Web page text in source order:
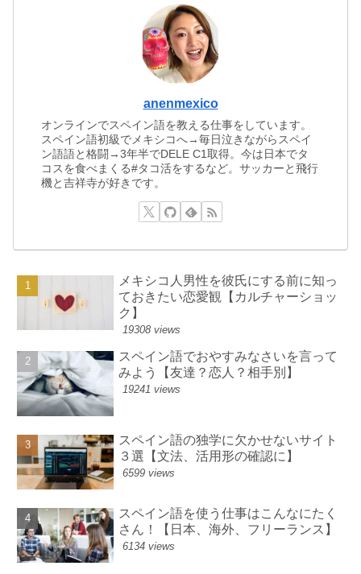
anenmexico
オンラインでスペイン語を教える仕事をしています。
スペイン語初級でメキシコへ→毎日泣きながらスペイ
ン語語と格闘→3年半でDELE C1取得。今は日本でタ
コスを食べまくる#タコ活をするなど。サッカーと飛行
機と吉祥寺が好きです。
メキシコ人男性を彼氏にする前に知っ
ておきたい恋愛観【カルチャーショッ
ク】
19308 views
スペイン語でおやすみなさいを言って
みよう【友達？恋人？相手別】
19241 views
スペイン語の独学に欠かせないサイト
３選【文法、活用形の確認に】
6599 views
スペイン語を使う仕事はこんなにたく
さん！【日本、海外、フリーランス】
6134 views